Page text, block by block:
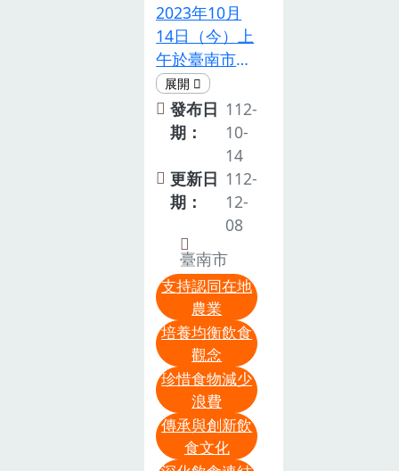
2023年10月
14日（今）上
午於臺南市東
山國小辦理郁
蒼食經學堂
ABC企業親子
行程，共28人
與會，由本場
陳副研究員曉
菁帶領親子體
驗與手作食材
與米穀粉的加
工料理~無麩
桂圓蜂蜜米蛋
糕，本活動透
過大小朋友動
手操作，提升
參與感、培養
團體合作，獨
立操作、輪流
發布日
期：
112-
10-
14
更新日
期：
112-
12-
08
臺南市
支持認同在地
農業
培養均衡飲食
觀念
珍惜食物減少
浪費
傳承與創新飲
食文化